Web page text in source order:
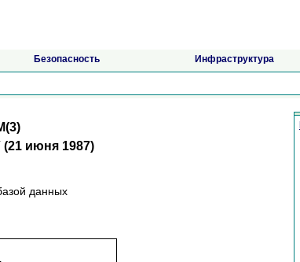
Безопасность Инфраструктура
(21 июня 1987)
дaнныx